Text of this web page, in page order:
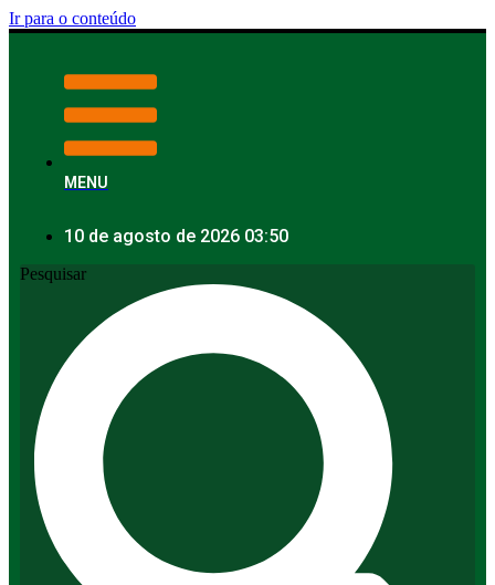
Ir para o conteúdo
MENU
10 de agosto de 2026 03:50
Pesquisar